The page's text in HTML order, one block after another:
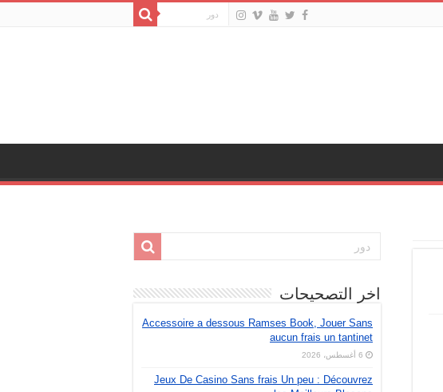
اخر التصحيحات
Accessoire a dessous Ramses Book, Jouer Sans
aucun frais un tantinet
6 أغسطس، 2026
Jeux De Casino Sans frais Un peu : Découvrez